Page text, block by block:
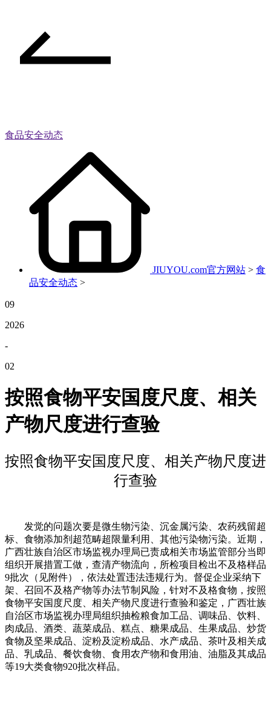
食品安全动态
JIUYOU.com官方网站 > 食
品安全动态 >
09
2026
-
02
按照食物平安国度尺度、相关
产物尺度进行查验
按照食物平安国度尺度、相关产物尺度进
行查验
发觉的问题次要是微生物污染、沉金属污染、农药残留超
标、食物添加剂超范畴超限量利用、其他污染物污染。近期，
广西壮族自治区市场监视办理局已责成相关市场监管部分当即
组织开展措置工做，查清产物流向，所检项目检出不及格样品
9批次（见附件），依法处置违法违规行为。督促企业采纳下
架、召回不及格产物等办法节制风险，针对不及格食物，按照
食物平安国度尺度、相关产物尺度进行查验和鉴定，广西壮族
自治区市场监视办理局组织抽检粮食加工品、调味品、饮料、
肉成品、酒类、蔬菜成品、糕点、糖果成品、生果成品、炒货
食物及坚果成品、淀粉及淀粉成品、水产成品、茶叶及相关成
品、乳成品、餐饮食物、食用农产物和食用油、油脂及其成品
等19大类食物920批次样品。